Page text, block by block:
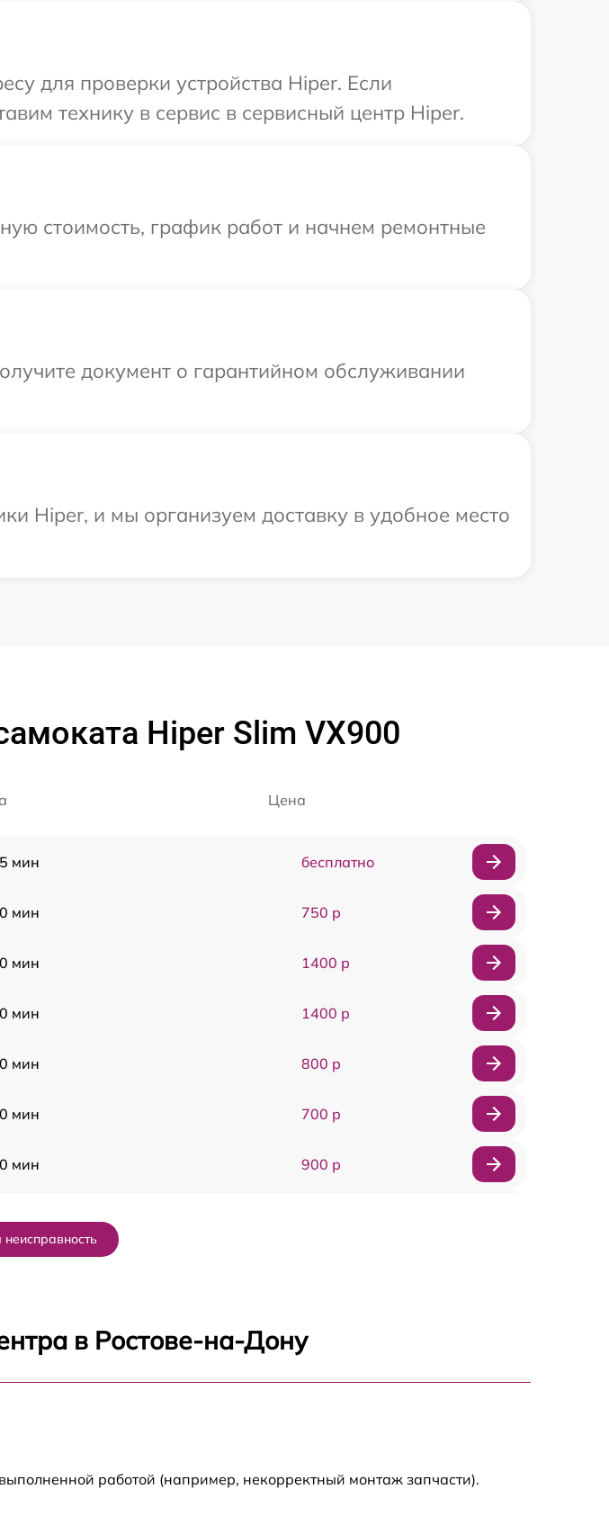
для проверки устройства Hiper. Если
технику в сервис в сервисный центр Hiper.
стоимость, график работ и начнем ремонтные
документ о гарантийном обслуживании
Hiper, и мы организуем доставку в удобное место
Hiper Slim VX900
Цена
мин бесплатно
мин 750 р
мин 1400 р
мин 1400 р
мин 800 р
мин 700 р
мин 900 р
в Ростове-на-Дону
работой (например, некорректный монтаж запчасти).